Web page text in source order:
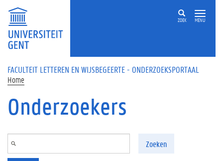
Overslaan en naar de inhoud gaan
ZOEK MENU
FACULTEIT LETTEREN EN WIJSBEGEERTE - ONDERZOEKSPORTAAL
Home
Onderzoekers
Zoeken